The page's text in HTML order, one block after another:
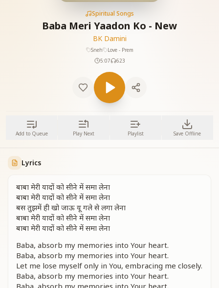
Spiritual Songs
Baba Meri Yaadon Ko - New
BK Damini
Sneh
Love - Prem
5:07
623
Add to Queue Play Next Playlist Save Offline
Lyrics
बाबा मेरी यादों को सीने में समा लेना
बाबा मेरी यादों को सीने में समा लेना
बस तुझमें ही खो जाऊ यू गले से लगा लेना
बाबा मेरी यादों को सीने में समा लेना
बाबा मेरी यादों को सीने में समा लेना
Baba, absorb my memories into Your heart.
Baba, absorb my memories into Your heart.
Let me lose myself only in You, embracing me closely.
Baba, absorb my memories into Your heart.
Baba, absorb my memories into Your heart.